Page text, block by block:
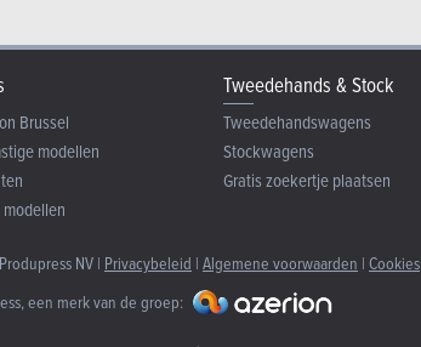
Brussel
modellen
Tweedehands & Stock
Tweedehandswagens
Stockwagens
Gratis zoekertje plaatsen
NV | Privacybeleid | Algemene voorwaarden | Cookies
een merk van de groep: